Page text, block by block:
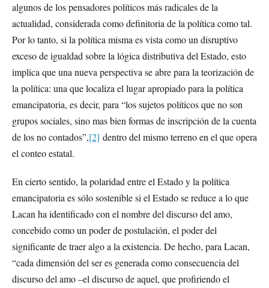
algunos de los pensadores políticos más radicales de la
actualidad, considerada como definitoria de la política como tal.
Por lo tanto, si la política misma es vista como un disruptivo
exceso de igualdad sobre la lógica distributiva del Estado, esto
implica que una nueva perspectiva se abre para la teorización de
la política: una que localiza el lugar apropiado para la política
emancipatoria, es decir, para “los sujetos políticos que no son
grupos sociales, sino mas bien formas de inscripción de la cuenta
de los no contados”,[2] dentro del mismo terreno en el que opera
el conteo estatal.
En cierto sentido, la polaridad entre el Estado y la política
emancipatoria es sólo sostenible si el Estado se reduce a lo que
Lacan ha identificado con el nombre del discurso del amo,
concebido como un poder de postulación, el poder del
significante de traer algo a la existencia. De hecho, para Lacan,
“cada dimensión del ser es generada como consecuencia del
discurso del amo –el discurso de aquel, que profiriendo el